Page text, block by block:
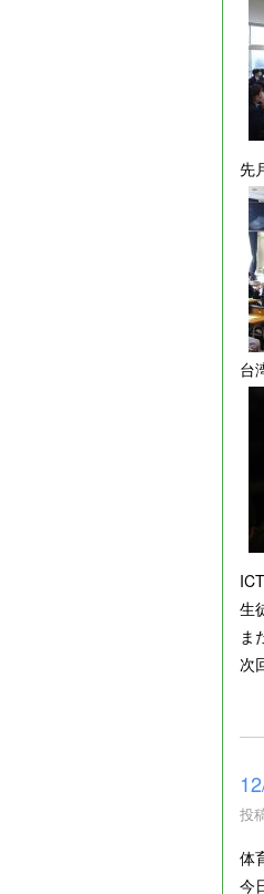
先
台
生
ま
次
投
体
今